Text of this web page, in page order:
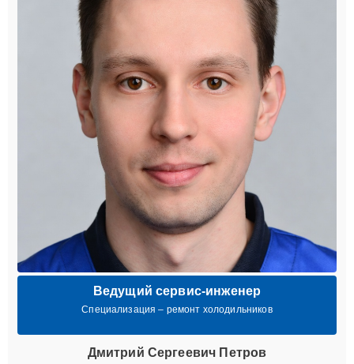
Ведущий сервис-инженер
Специализация – ремонт холодильников
Дмитрий Сергеевич Петров